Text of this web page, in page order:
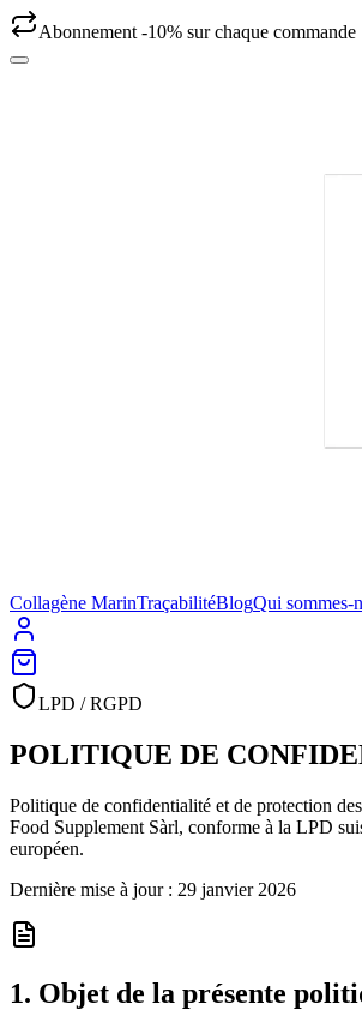
Abonnement -10% sur chaque commande
Collagène MarinTraçabilitéBlogQui sommes-
LPD / RGPD
POLITIQUE DE
Politique de confidentialité et de protection
Food Supplement Sàrl, conforme à la LPD
européen.
Dernière mise à jour : 29 janvier 2026
1. Objet de la présente